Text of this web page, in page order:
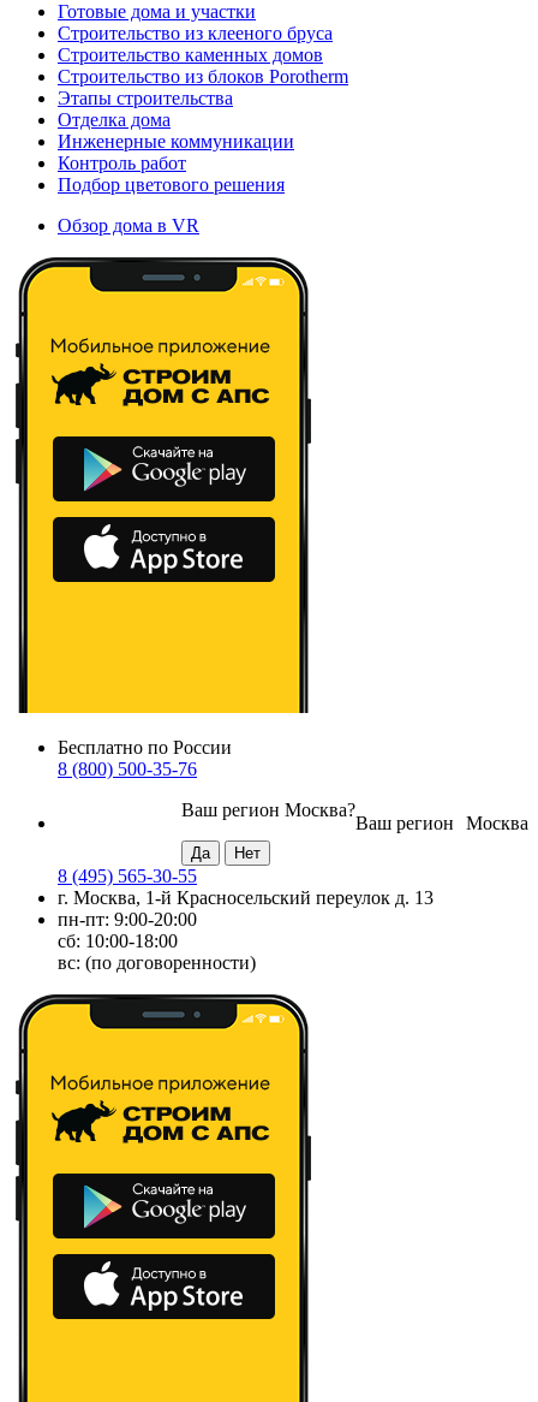
Готовые дома и участки
Строительство из клееного бруса
Строительство каменных домов
Строительство из блоков Porotherm
Этапы строительства
Отделка дома
Инженерные коммуникации
Контроль работ
Подбор цветового решения
Обзор дома в VR
Бесплатно по России
8 (800) 500-35-76
Москва
Ваш регион
Ваш регион Москва?
8 (495) 565-30-55
г. Москва, 1-й Красносельский переулок д. 13
пн-пт: 9:00-20:00
сб: 10:00-18:00
вс: (по договоренности)